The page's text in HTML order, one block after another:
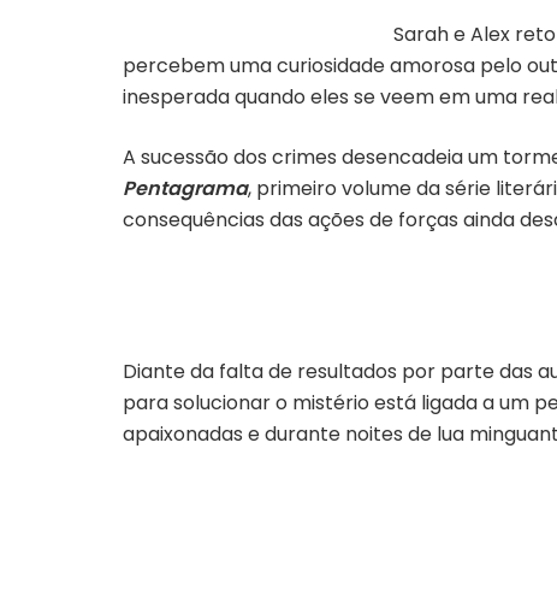
Sarah e Alex
percebem uma curiosidade amorosa pelo
inesperada quando eles se veem em uma
A sucessão dos crimes desencadeia um
Pentagrama, primeiro volume da série
consequências das ações de forças ainda
Diante da falta de resultados por parte das
para solucionar o mistério está ligada a um
apaixonadas e durante noites de lua